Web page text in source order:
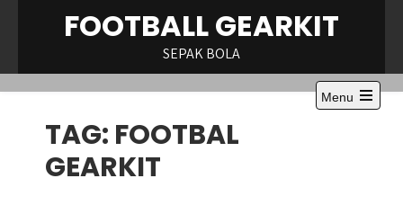
FOOTBALL GEARKIT
SEPAK BOLA
Menu
Open
TAG: FOOTBAL
GEARKIT